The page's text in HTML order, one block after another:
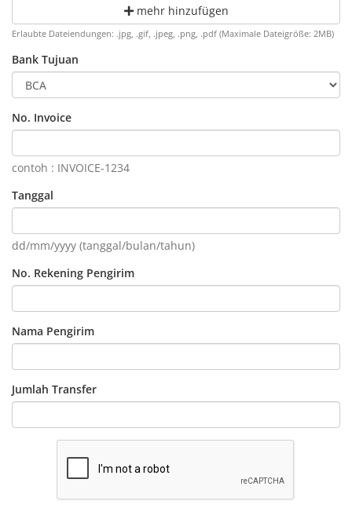
mehr hinzufügen
Erlaubte Dateiendungen: .jpg, .gif, .jpeg, .png, .pdf (Maximale Dateigröße: 2MB)
Bank Tujuan
No. Invoice
contoh : INVOICE-1234
Tanggal
dd/mm/yyyy (tanggal/bulan/tahun)
No. Rekening Pengirim
Nama Pengirim
Jumlah Transfer